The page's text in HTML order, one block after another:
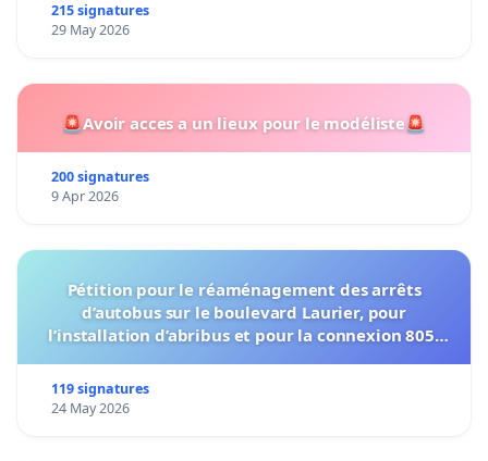
215 signatures
29 May 2026
🚨Avoir acces a un lieux pour le modéliste🚨
200 signatures
9 Apr 2026
Pétition pour le réaménagement des arrêts
d’autobus sur le boulevard Laurier, pour
l’installation d’abribus et pour la connexion 805-
119 signatures
24 May 2026